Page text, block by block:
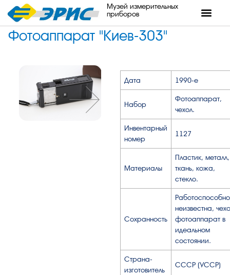
Музей измерительных
приборов
Фотоаппарат "Киев-303"
Дата 1990-е
Набор
Фотоаппарат,
чехол.
Инвентарный
номер
1127
Материалы
Пластик, металл,
ткань, кожа,
стекло.
Сохранность
неизвестна,
фотоаппарат в
идеальном
состоянии.
Страна-
изготовитель
СССР (УССР)